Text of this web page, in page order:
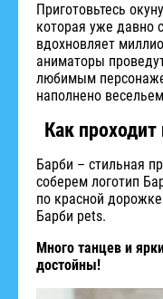
Приготовьтесь
которая уже давно
вдохновляет
аниматоры
любимым
наполнено
Как
Барби – стильная
соберем логотип
по красной
Барби pets.
Много танцев и
достойны!